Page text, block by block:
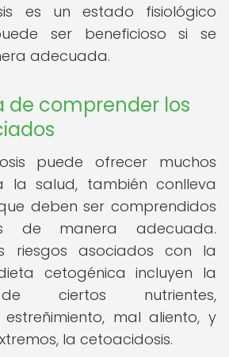
es un estado fisiológico
ser beneficioso si se
adecuada.
de comprender los
puede ofrecer muchos
la salud, también conlleva
deben ser comprendidos
de manera adecuada.
riesgos asociados con la
cetogénica incluyen la
ciertos nutrientes,
mal aliento, y
la cetoacidosis.